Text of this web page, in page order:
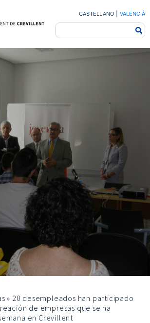
CASTELLANO VALENCIÀ
» 20 desempleados han participado
de empresas que se ha
en Crevillent